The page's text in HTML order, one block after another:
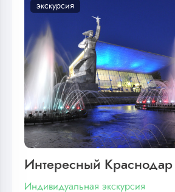
экскурсия
Интересный Краснодар
Индивидуальная экскурсия